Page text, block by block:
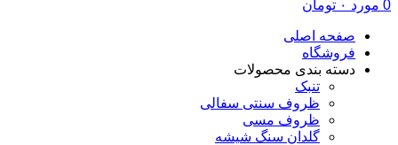
0 مورد ۰ تومان
صفحه اصلی
فروشگاه
دسته بندی محصولات
تنبک
ظروف سنتی سفالی
ظروف مسی
گلدان سنگ شیشه